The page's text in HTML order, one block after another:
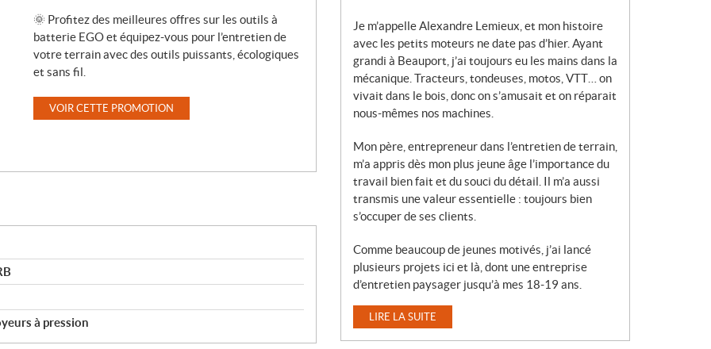
🌞 Profitez des meilleures offres sur les outils à
batterie EGO et équipez-vous pour l’entretien de
votre terrain avec des outils puissants, écologiques
et sans fil.
VOIR CETTE PROMOTION
à pression
Je m’appelle Alexandre Lemieux, et mon histoire
avec les petits moteurs ne date pas d’hier. Ayant
grandi à Beauport, j’ai toujours eu les mains dans la
mécanique. Tracteurs, tondeuses, motos, VTT… on
vivait dans le bois, donc on s’amusait et on réparait
nous-mêmes nos machines.
Mon père, entrepreneur dans l’entretien de terrain,
m’a appris dès mon plus jeune âge l’importance du
travail bien fait et du souci du détail. Il m’a aussi
transmis une valeur essentielle : toujours bien
s’occuper de ses clients.
Comme beaucoup de jeunes motivés, j’ai lancé
plusieurs projets ici et là, dont une entreprise
d’entretien paysager jusqu’à mes 18-19 ans.
LIRE LA SUITE